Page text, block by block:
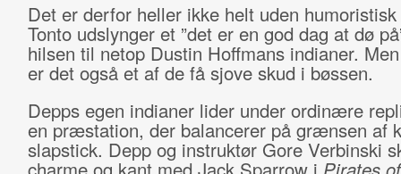
Det er derfor heller ikke helt uden
Tonto udslynger et ”det er en god dag at dø
hilsen til netop Dustin Hoffmans indianer.
er det også et af de få sjove skud i bøssen.
Depps egen indianer lider under ordinære
en præstation, der balancerer på grænsen af
slapstick. Depp og instruktør Gore Verbinski